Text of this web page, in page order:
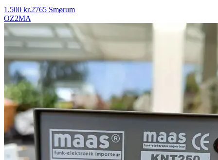
1.500 kr.2765 Smørum
OZ2MA